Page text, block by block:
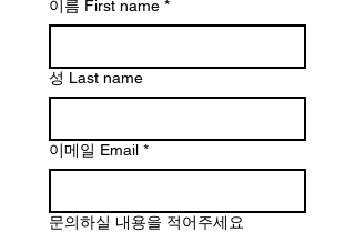
이름 First name *
성 Last name
이메일 Email *
문의하실 내용을 적어주세요